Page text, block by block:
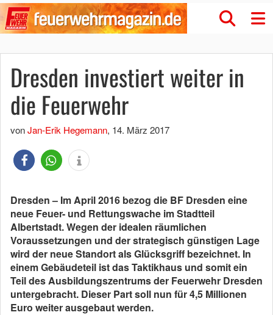
Dresden investiert weiter in
die Feuerwehr
vonJan-Erik Hegemann, 14. März 2017
Dresden – Im April 2016 bezog die BF Dresden eine
neue Feuer- und Rettungswache im Stadtteil
Albertstadt. Wegen der idealen räumlichen
Voraussetzungen und der strategisch günstigen Lage
wird der neue Standort als Glücksgriff bezeichnet. In
einem Gebäudeteil ist das Taktikhaus und somit ein
Teil des Ausbildungszentrums der Feuerwehr Dresden
untergebracht. Dieser Part soll nun für 4,5 Millionen
Euro weiter ausgebaut werden.